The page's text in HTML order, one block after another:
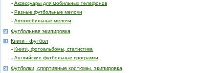
- Аксессуары для мобильных телефонов
- Разные футбольные мелочи
- Автомобильные мелочи
Футбольная экипировка
Книги - футбол
- Книги, фотоальбомы, статистика
- Английские футбольные програмки
Футболки, спортивные костюмы, экипировка